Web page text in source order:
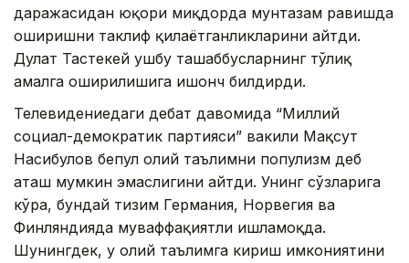
даражасидан юқори миқдорда мунтазам равишда
оширишни таклиф қилаётганликларини айтди.
Дулат Тастекей ушбу ташаббусларнинг тўлиқ
амалга оширилишига ишонч билдирди.
Телевидениедаги дебат давомида “Миллий
социал-демократик партияси” вакили Мақсут
Насибулов бепул олий таълимни популизм деб
аташ мумкин эмаслигини айтди. Унинг сўзларига
кўра, бундай тизим Германия, Норвегия ва
Финляндияда муваффақиятли ишламоқда.
Шунингдек, у олий таълимга кириш имкониятини